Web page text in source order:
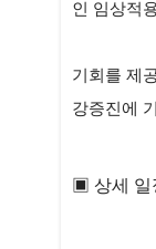
인 임
기회를 제
강증진에
▣ 상세 일